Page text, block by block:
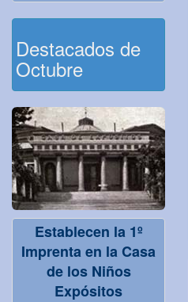
Destacados de
Octubre
Establecen la 1º
Imprenta en la Casa
de los Niños
Expósitos